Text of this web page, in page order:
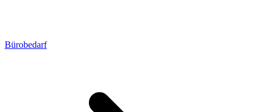
Bürobedarf